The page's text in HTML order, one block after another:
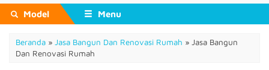
Model Menu
Beranda » Jasa Bangun Dan Renovasi Rumah » Jasa Bangun
Dan Renovasi Rumah